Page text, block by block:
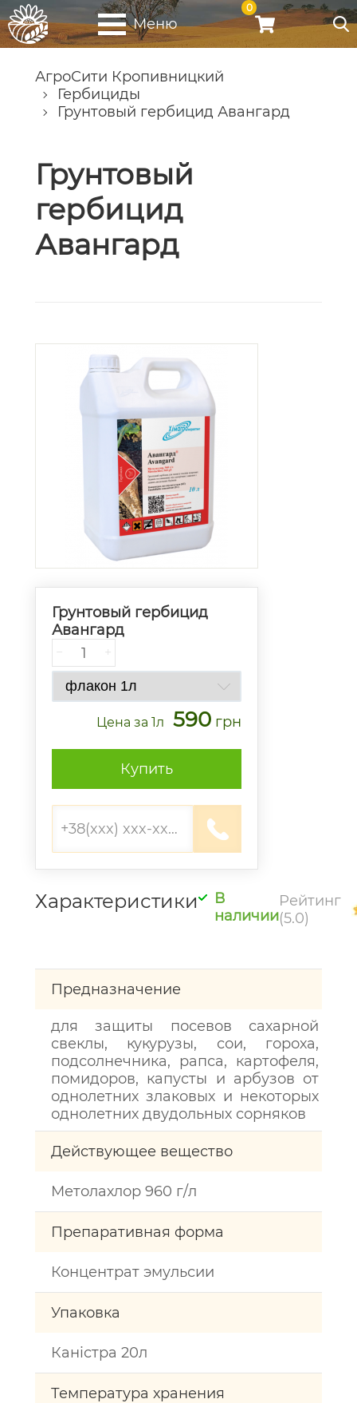
Меню
0
АгроСити Кропивницкий
Гербициды
Грунтовый гербицид Авангард
Грунтовый
гербицид
Авангард
Грунтовый гербицид
Авангард
− +
Цена за 1л 590 грн
Купить
Характеристики
В
наличии
Рейтинг
(5.0)
Предназначение
для защиты посевов сахарной
свеклы, кукурузы, сои, гороха,
подсолнечника, рапса, картофеля,
помидоров, капусты и арбузов от
однолетних злаковых и некоторых
однолетних двудольных сорняков
Действующее вещество
Метолахлор 960 г/л
Препаративная форма
Концентрат эмульсии
Упаковка
Каністра 20л
Температура хранения